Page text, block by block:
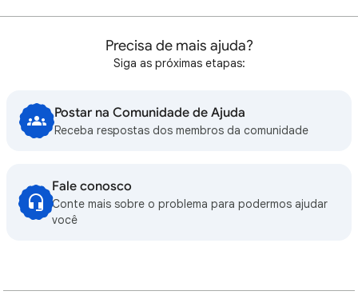
Precisa de mais ajuda?
Siga as próximas etapas:
Postar na Comunidade de Ajuda
Receba respostas dos membros da comunidade
Fale conosco
Conte mais sobre o problema para podermos ajudar
você